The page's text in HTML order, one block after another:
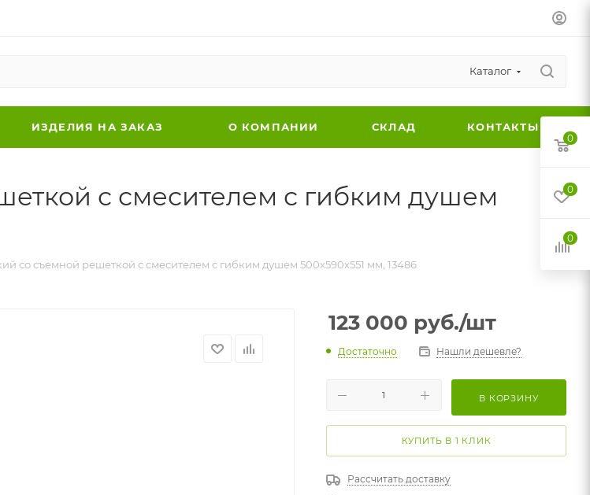
Каталог
ИЗДЕЛИЯ НА ЗАКАЗ О КОМПАНИИ СКЛАД КОНТАКТЫ
с смесителем с гибким душем
со съемной решеткой с смесителем с гибким душем 500х590х551 мм, 13486
123 000 руб./шт
Достаточно Нашли дешевле?
В КОРЗИНУ
КУПИТЬ В 1 КЛИК
Рассчитать доставку
0
0
0